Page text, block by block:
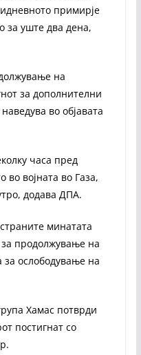
примирје
за уште два дена,
на
за дополнителни
во објавата
часа пред
војната во Газа,
додава ДПА.
минатата
продолжување на
за ослободување на
Хамас потврди
постигнат со